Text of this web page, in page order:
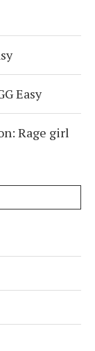
Easy
Rage girl